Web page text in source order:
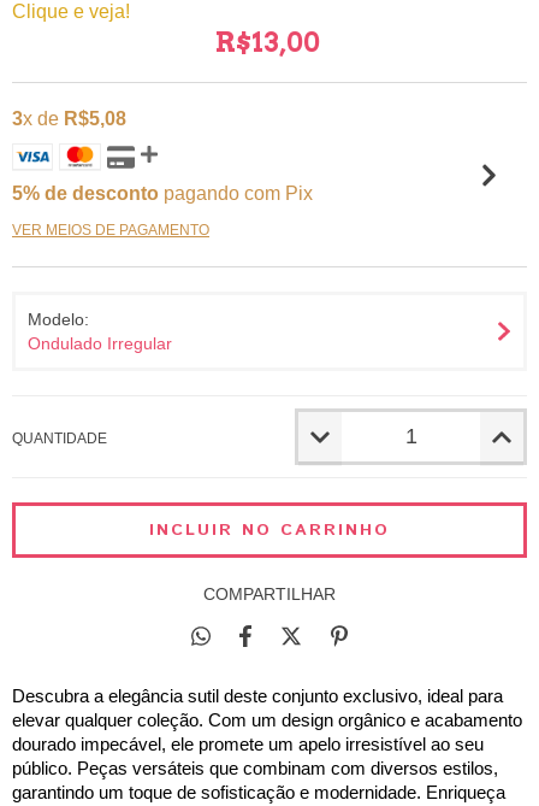
Clique e veja!
R$13,00
3x de R$5,08
5% de desconto pagando com Pix
VER MEIOS DE PAGAMENTO
Modelo:
Ondulado Irregular
QUANTIDADE
COMPARTILHAR
Descubra a elegância sutil deste conjunto exclusivo, ideal para
elevar qualquer coleção. Com um design orgânico e acabamento
dourado impecável, ele promete um apelo irresistível ao seu
público. Peças versáteis que combinam com diversos estilos,
garantindo um toque de sofisticação e modernidade. Enriqueça